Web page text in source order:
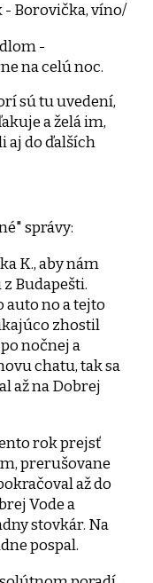
- Borovička, víno/
-
na celú noc.
sú tu uvedení,
a želá im,
aj do ďalších
správy:
K., aby nám
Budapešti.
auto no a tejto
zhostil
nočnej a
chatu, tak sa
až na Dobrej
rok prejsť
prerušovane
až do
Vode a
stovkár. Na
pospal.